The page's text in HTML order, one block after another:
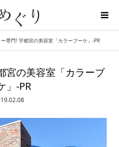
宮を探しに行こう
専門! 宇都宮の美容室「カラーブーケ」-PR
宮の美容室「カラーブ
」-PR